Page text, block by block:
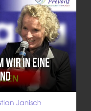
wir in eine
Janisch